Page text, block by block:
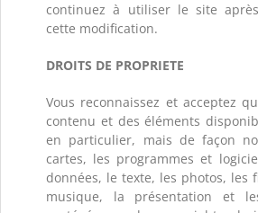
continuez à utiliser le site
cette modification.
DROITS DE PROPRIETE
Vous reconnaissez et acceptez
contenu et des éléments
en particulier, mais de façon
cartes, les programmes et
données, le texte, les photos, les
musique, la présentation et